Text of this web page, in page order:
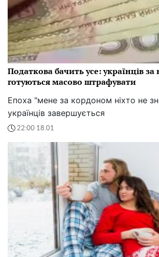
Податкова бачить усе: українців
готуються масово штрафувати
Епоха "мене за кордоном ніхто не
українців завершується
22:00 18.01